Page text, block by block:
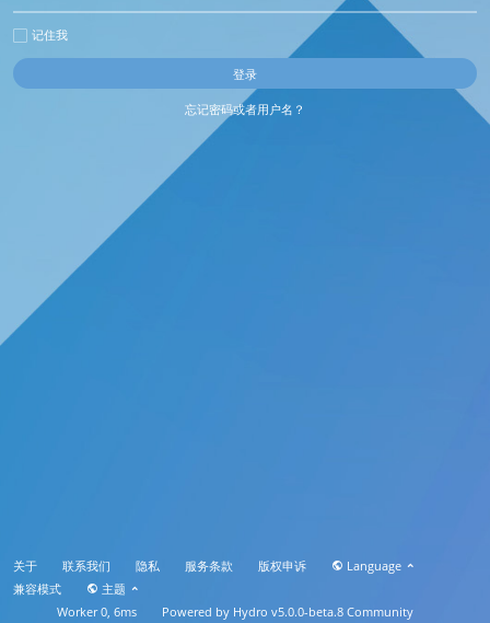
记住我
忘记密码或者用户名？
关于 联系我们 隐私 服务条款 版权申诉
Language
兼容模式
主题
Worker 0, 6ms
Powered by Hydro v5.0.0-beta.8 Community